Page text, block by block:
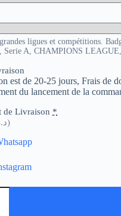
ligues et compétitions.
Serie A, CHAMPIONS
est de 20-25 jours, Frais de
du lancement de la
de Livraison *
(+د.م.30.00)